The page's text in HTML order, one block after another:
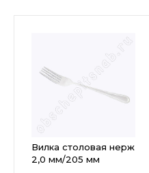
Вилка столовая нерж
2,0 мм/205 мм